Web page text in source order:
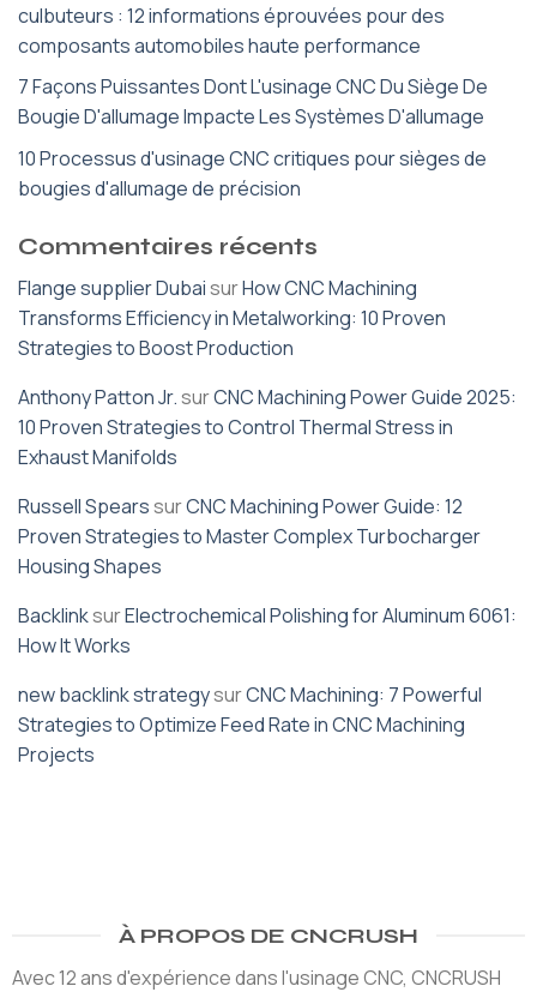
culbuteurs : 12 informations éprouvées pour des
composants automobiles haute performance
7 Façons Puissantes Dont L'usinage CNC Du Siège De
Bougie D'allumage Impacte Les Systèmes D'allumage
10 Processus d'usinage CNC critiques pour sièges de
bougies d'allumage de précision
Commentaires récents
Flange supplier DubaisurHow CNC Machining
Transforms Efficiency in Metalworking: 10 Proven
Strategies to Boost Production
Anthony Patton Jr.surCNC Machining Power Guide 2025:
10 Proven Strategies to Control Thermal Stress in
Exhaust Manifolds
Russell SpearssurCNC Machining Power Guide: 12
Proven Strategies to Master Complex Turbocharger
Housing Shapes
BacklinksurElectrochemical Polishing for Aluminum 6061:
How It Works
new backlink strategysurCNC Machining: 7 Powerful
Strategies to Optimize Feed Rate in CNC Machining
Projects
À PROPOS DE CNCRUSH
Avec 12 ans d'expérience dans l'usinage CNC, CNCRUSH